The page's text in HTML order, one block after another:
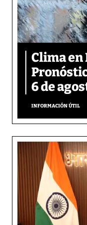
Clima en
6 de
INFORMACIÓN ÚTIL